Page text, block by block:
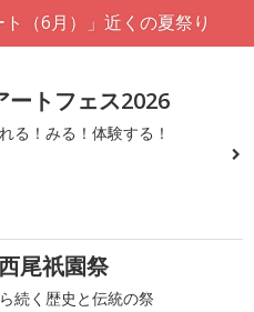
ト（6月）」近くの夏祭り
ートフェス2026
る！みる！体験する！
尾祇園祭
続く歴史と伝統の祭